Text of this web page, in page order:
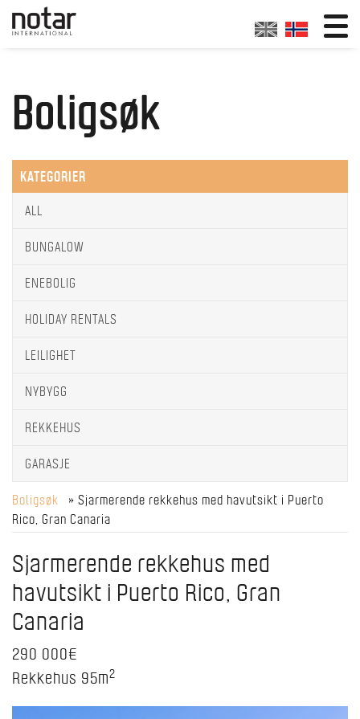
Boligsøk
KATEGORIER
ALL
BUNGALOW
ENEBOLIG
HOLIDAY RENTALS
LEILIGHET
NYBYGG
REKKEHUS
GARASJE
Boligsøk
» Sjarmerende rekkehus med havutsikt i Puerto
Rico, Gran Canaria
Sjarmerende rekkehus med
havutsikt i Puerto Rico, Gran
Canaria
290 000€
Rekkehus 95m2